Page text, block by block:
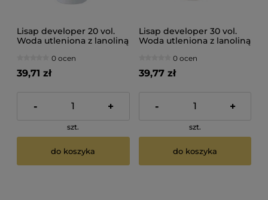
Lisap developer 20 vol.
Woda utleniona z lanoliną
0 ocen
39,71 zł
- +
szt.
do koszyka
Lisap developer 30 vol.
Woda utleniona z lanoliną
0 ocen
39,77 zł
- +
szt.
do koszyka